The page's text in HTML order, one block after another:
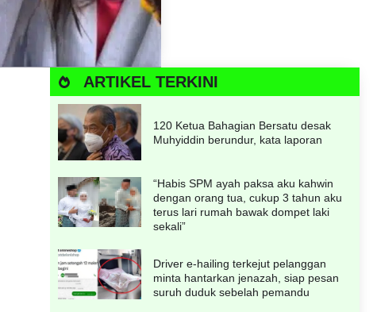
ARTIKEL TERKINI
120 Ketua Bahagian Bersatu desak
Muhyiddin berundur, kata laporan
“Habis SPM ayah paksa aku kahwin
dengan orang tua, cukup 3 tahun aku
terus lari rumah bawak dompet laki
sekali”
Driver e-hailing terkejut pelanggan
minta hantarkan jenazah, siap pesan
suruh duduk sebelah pemandu